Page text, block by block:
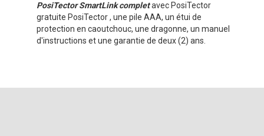
PosiTector SmartLink completavec PosiTector
gratuite PosiTector , une pile AAA, un étui de
protection en caoutchouc, une dragonne, un manuel
d'instructions et une garantie de deux (2) ans.